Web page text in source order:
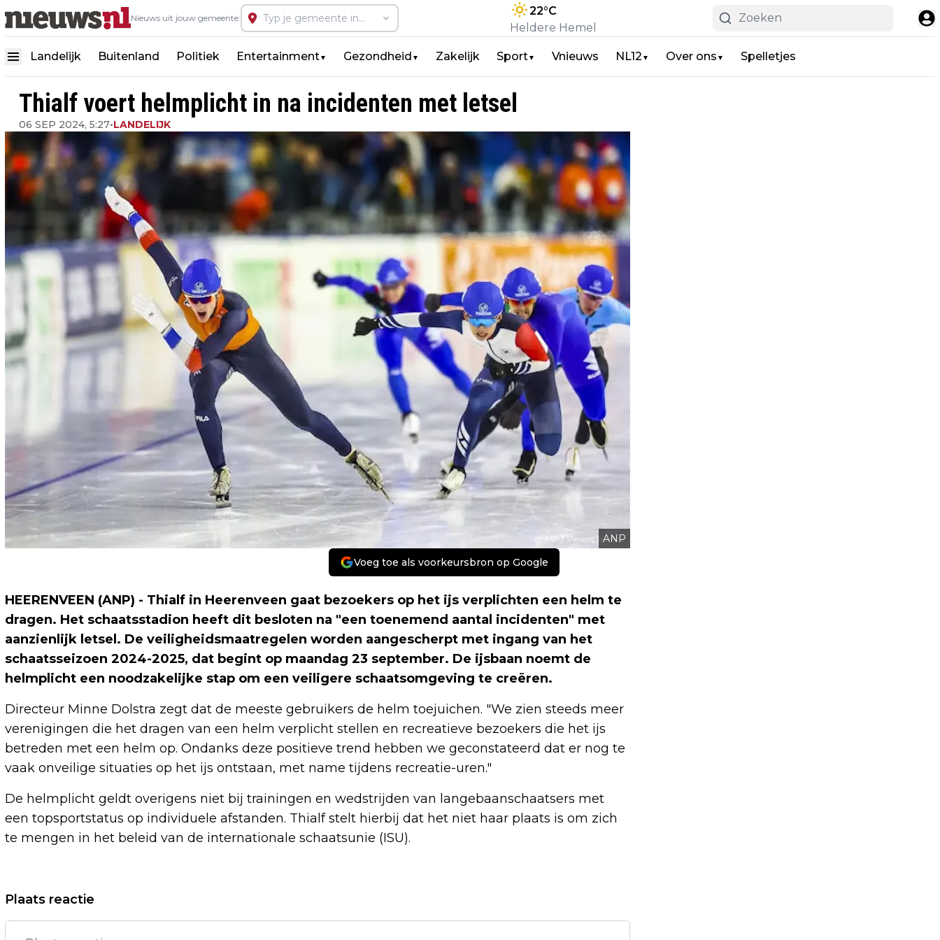
Nieuws uit jouw gemeente:
22°C
Heldere Hemel
Landelijk Buitenland Politiek Entertainment▼ Gezondheid ▼ Zakelijk Sport▼ Vnieuws NL12 ▼ Over ons ▼ Spelletjes
Thialf voert helmplicht in na incidenten met letsel
06 SEP 2024, 5:27•LANDELIJK
ANP
Voeg toe als voorkeursbron op Google
HEERENVEEN (ANP) - Thialf in Heerenveen gaat bezoekers op het ijs verplichten een helm te
dragen. Het schaatsstadion heeft dit besloten na "een toenemend aantal incidenten" met
aanzienlijk letsel. De veiligheidsmaatregelen worden aangescherpt met ingang van het
schaatsseizoen 2024-2025, dat begint op maandag 23 september. De ijsbaan noemt de
helmplicht een noodzakelijke stap om een veiligere schaatsomgeving te creëren.
Directeur Minne Dolstra zegt dat de meeste gebruikers de helm toejuichen. "We zien steeds meer
verenigingen die het dragen van een helm verplicht stellen en recreatieve bezoekers die het ijs
betreden met een helm op. Ondanks deze positieve trend hebben we geconstateerd dat er nog te
vaak onveilige situaties op het ijs ontstaan, met name tijdens recreatie-uren."
De helmplicht geldt overigens niet bij trainingen en wedstrijden van langebaanschaatsers met
een topsportstatus op individuele afstanden. Thialf stelt hierbij dat het niet haar plaats is om zich
te mengen in het beleid van de internationale schaatsunie (ISU).
Vorig artikel
ROEP OM OVERAL ZELFDE TARIEF VOOR
NEGEN OP DE TIEN NEDERLANDERS
Plaats reactie